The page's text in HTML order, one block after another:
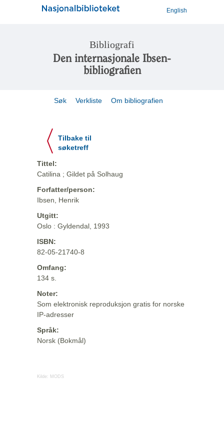
English
Bibliografi
Den internasjonale Ibsen-
bibliografien
Søk Verkliste Om bibliografien
Tilbake til
søketreff
Tittel:
Catilina ; Gildet på Solhaug
Forfatter/person:
Ibsen, Henrik
Utgitt:
Oslo : Gyldendal, 1993
ISBN:
82-05-21740-8
Omfang:
134 s.
Noter:
Som elektronisk reproduksjon gratis for norske
IP-adresser
Språk:
Norsk (Bokmål)
Kilde: MODS